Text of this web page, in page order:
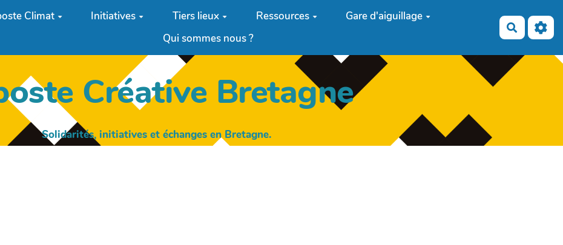
Climat Initiatives Tiers lieux Ressources
Gare d'aiguillage
Qui sommes nous ?
Créative Bretagne
Solidarités, initiatives et échanges en Bretagne.